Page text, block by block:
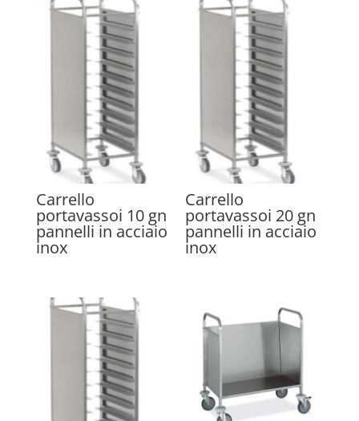
Carrello
portavassoi 10 gn
pannelli in acciaio
inox
Carrello
portavassoi 20 gn
pannelli in acciaio
inox